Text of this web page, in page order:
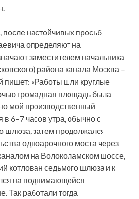
после настойчивых просьб
определяют на
заместителем начальника
района канала Москва –
пишет: «Работы шли круглые
громадная площадь была
мой производственный
6–7 часов утра, обычно с
шлюза, затем продолжался
одноарочного моста через
на Волоколамском шоссе,
котлован седьмого шлюза и к
на поднимающейся
Так работали тогда